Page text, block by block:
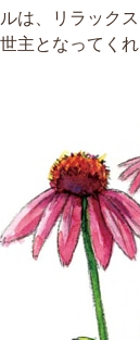
は、リラック
主となってくれ